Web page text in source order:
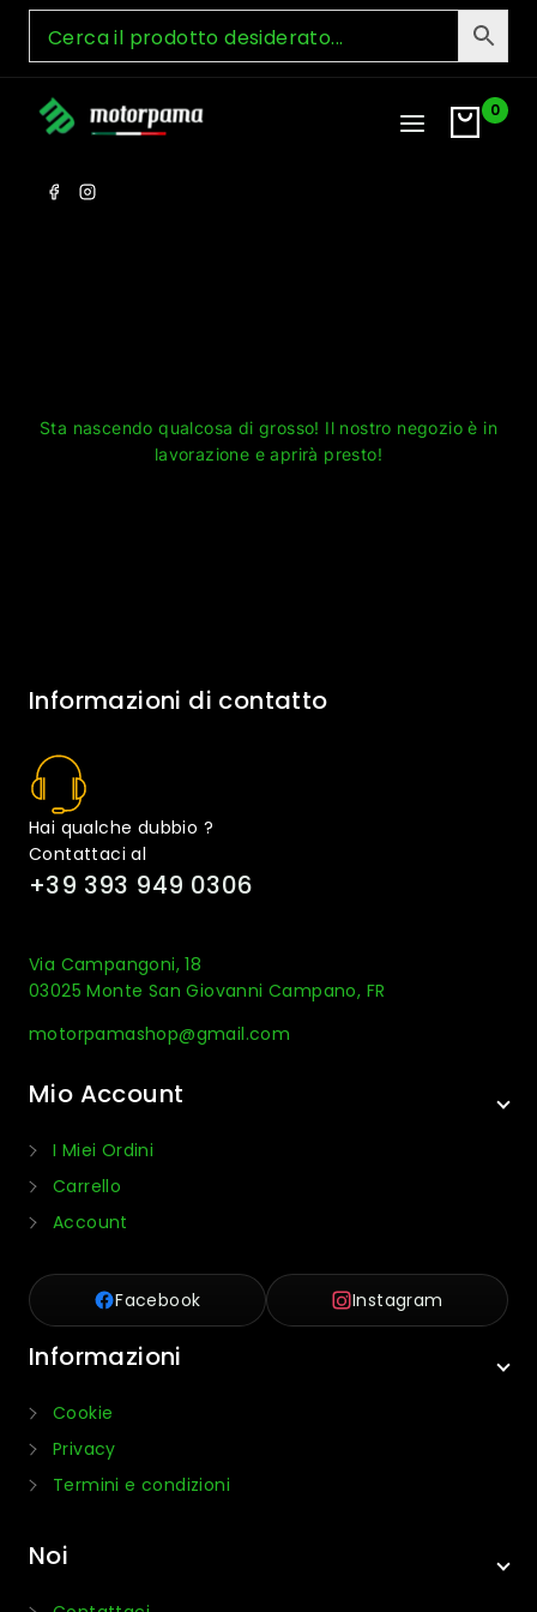
Skip
content
0
Sta nascendo qualcosa di grosso! Il nostro negozio è in
lavorazione e aprirà presto!
Informazioni di contatto
Hai qualche dubbio ?
Contattaci al
+39 393 949 0306
Via Campangoni, 18
03025 Monte San Giovanni Campano, FR
motorpamashop@gmail.com
Mio Account
I Miei Ordini
Carrello
Account
Facebook Instagram
Informazioni
Cookie
Privacy
Termini e condizioni
Noi